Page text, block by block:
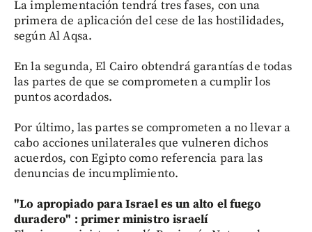
La implementación tendrá tres fases, con una
primera de aplicación del cese de las hostilidades,
según Al Aqsa.
En la segunda, El Cairo obtendrá garantías de todas
las partes de que se comprometen a cumplir los
puntos acordados.
Por último, las partes se comprometen a no llevar a
cabo acciones unilaterales que vulneren dichos
acuerdos, con Egipto como referencia para las
denuncias de incumplimiento.
"Lo apropiado para Israel es un alto el fuego
duradero" : primer ministro israelí